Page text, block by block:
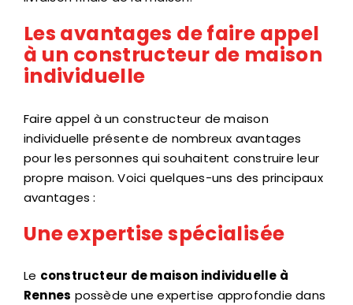
Les avantages de faire appel
à un constructeur de maison
individuelle
Faire appel à un constructeur de maison
individuelle présente de nombreux avantages
pour les personnes qui souhaitent construire leur
propre maison. Voici quelques-uns des principaux
avantages :
Une expertise spécialisée
Le constructeur de maison individuelle à
Rennes possède une expertise approfondie dans